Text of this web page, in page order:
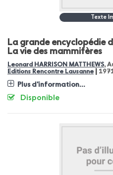
Texte
La grande encyclopédie
La vie des mammifères
Leonard HARRISON MATTHEWS,
Editions Rencontre Lausanne
Plus d'information...
Disponible